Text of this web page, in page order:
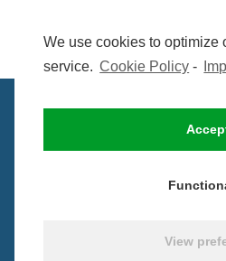
We use cookies to optimize
service. Cookie Policy -
View
UVIJETI